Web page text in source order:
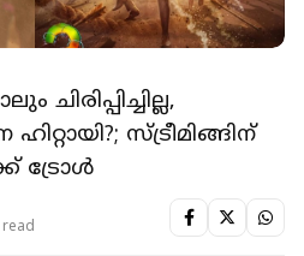
സ്ട്രീമിങ്ങിന്
ട്രോൾ